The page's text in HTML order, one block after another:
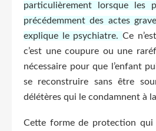
particulièrement lorsque les
précédemment des actes
explique le psychiatre. Ce
c’est une coupure ou une
nécessaire pour que l’enfant
se reconstruire sans être
délétères qui le condamnent à
Cette forme de protection qui